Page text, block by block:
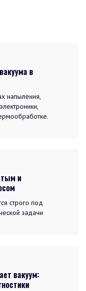
в
напыления,
и
строго под
задачи
вакуум: